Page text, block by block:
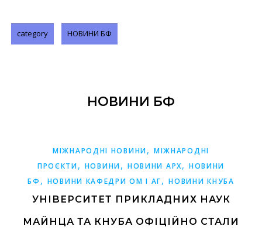
category НОВИНИ БФ
НОВИНИ БФ
МІЖНАРОДНІ НОВИНИ, МІЖНАРОДНІ
ПРОЄКТИ, НОВИНИ, НОВИНИ АРХ, НОВИНИ
БФ , НОВИНИ КАФЕДРИ ОМ І АГ,НОВИНИ КНУБА
УНІВЕРСИТЕТ ПРИКЛАДНИХ НАУК
МАЙНЦА ТА КНУБА ОФІЦІЙНО СТАЛИ